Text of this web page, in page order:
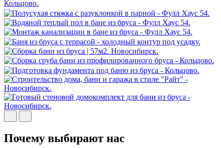
Почему выбирают нас